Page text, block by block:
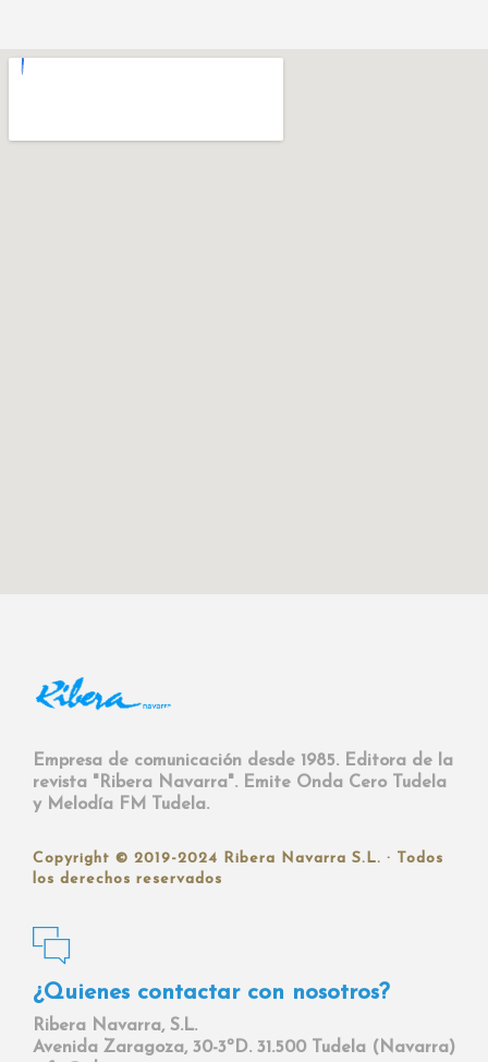
Empresa de comunicación desde 1985. Editora de la
revista "Ribera Navarra". Emite Onda Cero Tudela
y Melodía FM Tudela.
Copyright © 2019-2024 Ribera Navarra S.L. · Todos
los derechos reservados
¿Quienes contactar con nosotros?
Ribera Navarra, S.L.
Avenida Zaragoza, 30-3ºD. 31.500 Tudela (Navarra)